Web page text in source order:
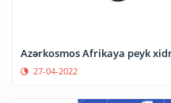
Azərkosmos Afrikaya peyk
27-04-2022